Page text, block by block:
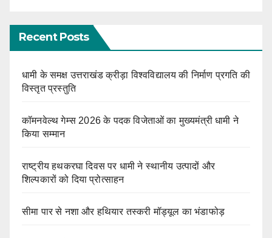
Recent Posts
धामी के समक्ष उत्तराखंड क्रीड़ा विश्वविद्यालय की निर्माण प्रगति की
विस्तृत प्रस्तुति
कॉमनवेल्थ गेम्स 2026 के पदक विजेताओं का मुख्यमंत्री धामी ने
किया सम्मान
राष्ट्रीय हथकरघा दिवस पर धामी ने स्थानीय उत्पादों और
शिल्पकारों को दिया प्रोत्साहन
सीमा पार से नशा और हथियार तस्करी मॉड्यूल का भंडाफोड़